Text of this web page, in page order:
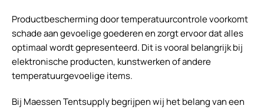
Productbescherming door temperatuurcontrole voorkomt
schade aan gevoelige goederen en zorgt ervoor dat alles
optimaal wordt gepresenteerd. Dit is vooral belangrijk bij
elektronische producten, kunstwerken of andere
temperatuurgevoelige items.
Bij Maessen Tentsupply begrijpen wij het belang van een